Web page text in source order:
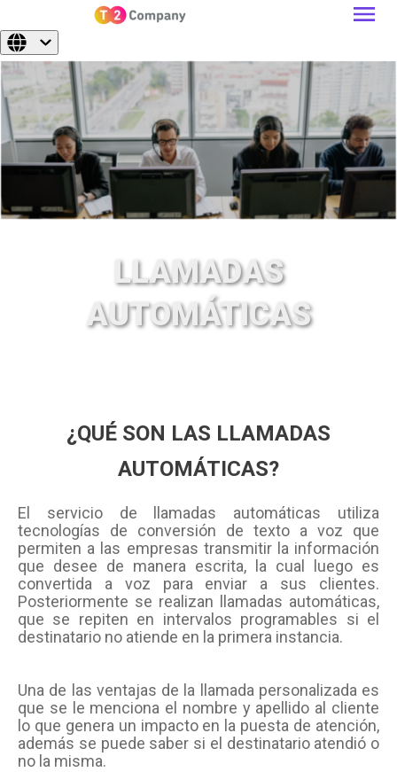
LLAMADAS
AUTOMÁTICAS
¿QUÉ SON LAS LLAMADAS
AUTOMÁTICAS?
El servicio de llamadas automáticas utiliza
tecnologías de conversión de texto a voz que
permiten a las empresas transmitir la información
que desee de manera escrita, la cual luego es
convertida a voz para enviar a sus clientes.
Posteriormente se realizan llamadas automáticas,
que se repiten en intervalos programables si el
destinatario no atiende en la primera instancia.
Una de las ventajas de la llamada personalizada es
que se le menciona el nombre y apellido al cliente
lo que genera un impacto en la puesta de atención,
además se puede saber si el destinatario atendió o
no la misma.